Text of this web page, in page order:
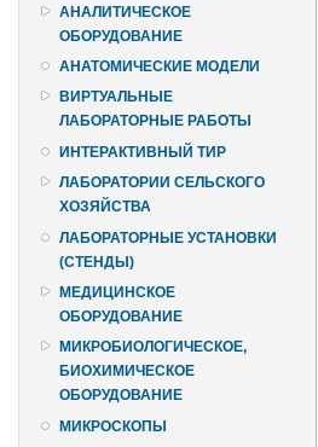
АНАЛИТИЧЕСКОЕ
ОБОРУДОВАНИЕ
АНАТОМИЧЕСКИЕ МОДЕЛИ
ВИРТУАЛЬНЫЕ
ЛАБОРАТОРНЫЕ РАБОТЫ
ИНТЕРАКТИВНЫЙ ТИР
ЛАБОРАТОРИИ СЕЛЬСКОГО
ХОЗЯЙСТВА
ЛАБОРАТОРНЫЕ УСТАНОВКИ
(СТЕНДЫ)
МЕДИЦИНСКОЕ
ОБОРУДОВАНИЕ
МИКРОБИОЛОГИЧЕСКОЕ,
БИОХИМИЧЕСКОЕ
ОБОРУДОВАНИЕ
МИКРОСКОПЫ